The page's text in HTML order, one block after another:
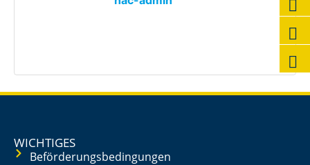
WICHTIGES
Beförderungsbedingungen